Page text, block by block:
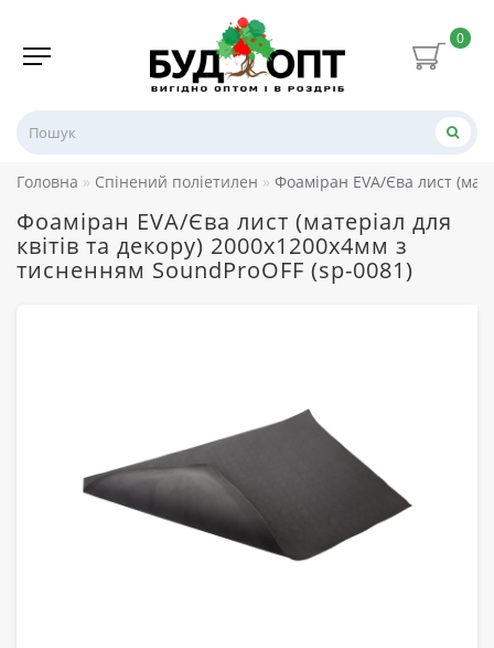
0
Головна Спінений поліетилен Фоаміран EVA/Єва лист
Фоаміран EVA/Єва лист (матеріал для
квітів та декору) 2000x1200x4мм з
тисненням SoundProOFF (sp-0081)